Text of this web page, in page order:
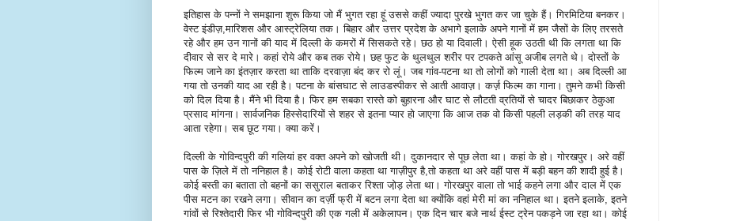
इतिहास के पन्नों ने समझाना शुरू किया जो मैं भुगत रहा हूं उससे कहीं ज्यादा पुरखे भुगत कर जा चुके हैं। गिरमिटिया बनकर।
वेस्ट इंडीज़,मारिशस और आस्ट्रेलिया तक। बिहार और उत्तर प्रदेश के अभागे इलाके अपने गानों में हम जैसों के लिए तरसते
रहे और हम उन गानों की याद में दिल्ली के कमरों में सिसकते रहे। छठ हो या दिवाली। ऐसी हूक उठती थी कि लगता था कि
दीवार से सर दे मारे। कहां रोये और कब तक रोये। छह फुट के थुलथुल शरीर पर टपकते आंसू अजीब लगते थे। दोस्तों के
फिल्म जाने का इंतज़ार करता था ताकि दरवाज़ा बंद कर रो लूं। जब गांव-पटना था तो लोगों को गाली देता था। अब दिल्ली आ
गया तो उनकी याद आ रही है। पटना के बांसघाट से लाउडस्पीकर से आती आवाज़। कर्ज़ फिल्म का गाना। तुमने कभी किसी
को दिल दिया है। मैंने भी दिया है। फिर हम सबका रास्ते को बुहारना और घाट से लौटती व्रतियों से चादर बिछाकर ठेकुआ
प्रसाद मांगना। सार्वजनिक हिस्सेदारियों से शहर से इतना प्यार हो जाएगा कि आज तक वो किसी पहली लड़की की तरह याद
आता रहेगा। सब छूट गया। क्या करें।
दिल्ली के गोविन्दपुरी की गलियां हर वक्त अपने को खोजती थी। दुकानदार से पूछ लेता था। कहां के हो। गोरखपुर। अरे वहीं
पास के ज़िले में तो ननिहाल है। कोई रोटी वाला कहता था गाज़ीपुर है,तो कहता था अरे वहीं पास में बड़ी बहन की शादी हुई है।
कोई बस्ती का बताता तो बहनों का ससुराल बताकर रिश्ता जो़ड़ लेता था। गोरखपुर वाला तो भाई कहने लगा और दाल में एक
पीस मटन का रखने लगा। सीवान का दर्ज़ी फ्री में बटन लगा देता था क्योंकि वहां मेरी मां का ननिहाल था। इतने इलाके, इतने
गांवों से रिश्तेदारी फिर भी गोविन्दपुरी की एक गली में अकेलापन। एक दिन चार बजे नार्थ ईस्ट ट्रेन पकड़ने जा रहा था। कोई